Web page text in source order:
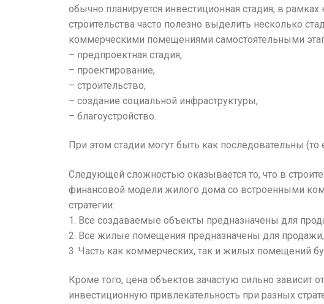
обычно планируется инвестиционная стадия, в
строительства часто полезно выделить несколько
коммерческими помещениями самостоятельными
– предпроектная стадия,
– проектирование,
– строительство,
– создание социальной инфраструктуры,
– благоустройство.
При этом стадии могут быть как последовательны
Следующей сложностью оказывается то, что в
финансовой модели жилого дома со встроенными
стратегии:
1. Все создаваемые объекты предназначены для
2. Все жилые помещения предназначены для
3. Часть как коммерческих, так и жилых помещений
Кроме того, цена объектов зачастую сильно зависит
инвестиционную привлекательность при разных